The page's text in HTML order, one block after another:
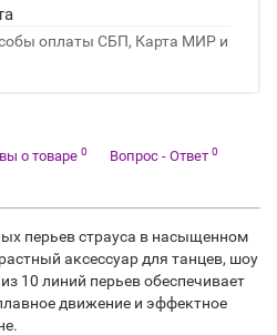
оплаты СБП, Карта МИР и
о товаре 0 Вопрос - Ответ 0
перьев страуса в насыщенном
аксессуар для танцев, шоу
10 линий перьев обеспечивает
движение и эффектное